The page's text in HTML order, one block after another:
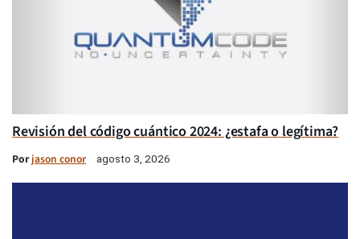
Revisión del código cuántico 2024: ¿estafa o legítima?
Porjason conor agosto 3, 2026